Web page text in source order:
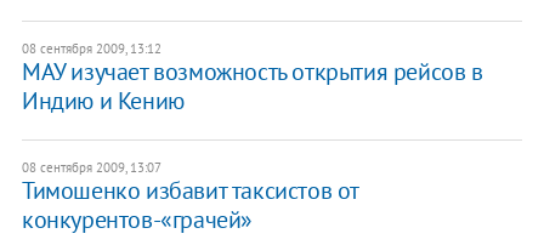
08 сентября 2009, 13:12
МАУ изучает возможность открытия рейсов в
Индию и Кению
08 сентября 2009, 13:07
Тимошенко избавит таксистов от
конкурентов-«грачей»